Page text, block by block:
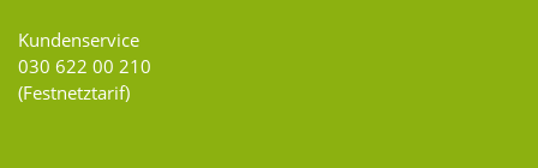
Kundenservice
030 622 00 210
(Festnetztarif)